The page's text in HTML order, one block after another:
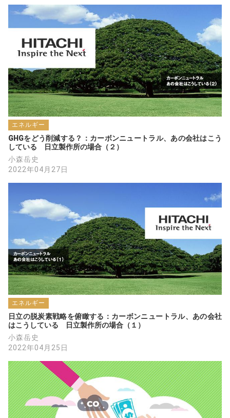
エネルギー
GHGをどう削減する？：カーボンニュートラル、あの会社はこう
している　日立製作所の場合（２）
小森岳史
2022年04月27日
エネルギー
日立の脱炭素戦略を俯瞰する：カーボンニュートラル、あの会社
はこうしている　日立製作所の場合（１）
小森岳史
2022年04月25日